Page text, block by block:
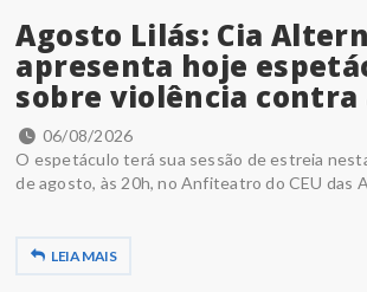
Agosto Lilás: Cia
apresenta hoje
sobre violência
06/08/2026
O espetáculo terá sua sessão de estreia
de agosto, às 20h, no Anfiteatro do CEU das
LEIA MAIS